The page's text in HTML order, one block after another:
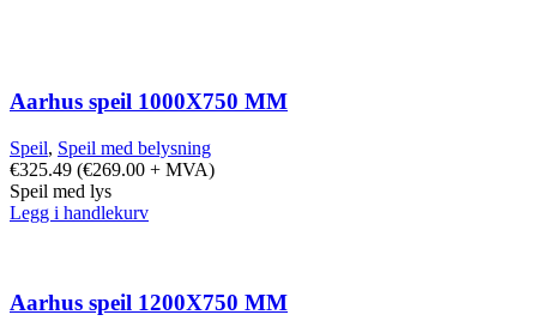
Aarhus speil 1000X750 MM
Speil, Speil med belysning
€325.49 (€269.00 + MVA)
Speil med lys
Legg i handlekurv
Aarhus speil 1200X750 MM